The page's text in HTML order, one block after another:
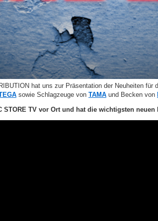
hat uns zur Präsentation der Neuheiten für
sowie Schlagzeuge von TAMA und Becken von
STORE TV vor Ort und hat die wichtigsten